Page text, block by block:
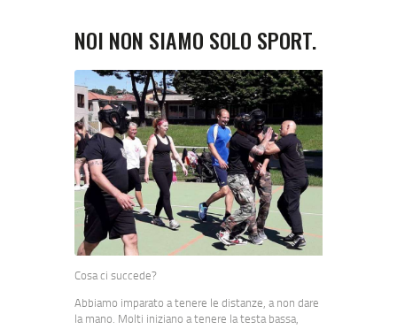
NOI NON SIAMO SOLO SPORT.
Cosa ci succede?
Abbiamo imparato a tenere le distanze, a non dare
la mano. Molti iniziano a tenere la testa bassa,